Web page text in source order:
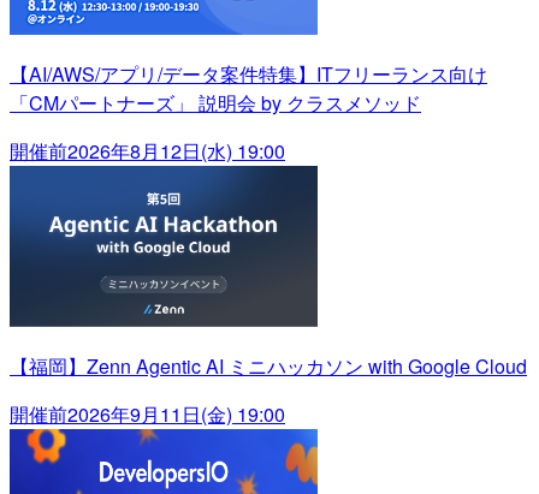
【AI/AWS/アプリ/データ案件特集】ITフリーランス向け
「CMパートナーズ」 説明会 by クラスメソッド
開催前2026年8月12日(水) 19:00
【福岡】Zenn Agentic AI ミニハッカソン with Google Cloud
開催前2026年9月11日(金) 19:00